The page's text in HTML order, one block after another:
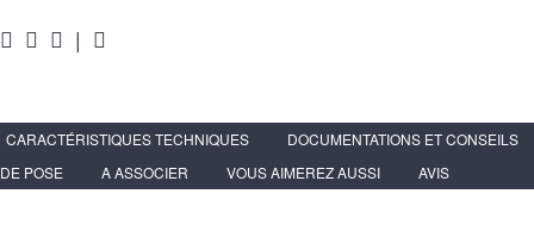
|
CARACTÉRISTIQUES TECHNIQUES
DOCUMENTATIONS ET CONSEILS
DE POSE
A ASSOCIER VOUS AIMEREZ AUSSI AVIS